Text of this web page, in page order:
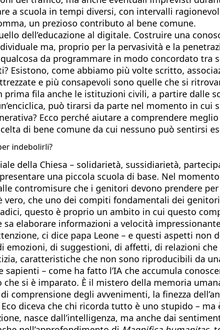
a scuola in tempi diversi, con intervalli
un prezioso contributo al bene comune.
dell’educazione al digitale. Costruire una
ma, proprio per la pervasività e la
da programmare in modo concordato tra
Esistono, come abbiamo più volte scritto,
e più consapevoli sono quelle che si
fila anche le istituzioni civili, a partire dalle
può tirarsi da parte nel momento in cui
Ecco perché aiutare a comprendere
di bene comune da cui nessuno può sentirsi
indebolirli?
della Chiesa – solidarietà, sussidiarietà,
una piccola scuola di base. Nel
contromisure che i genitori devono prendere per
vero, che uno dei compiti fondamentali dei
questo è proprio un ambito in cui questo
elaborare informazioni a velocità
ci dice papa Leone – e questi aspetti
emozioni, di suggestioni, di affetti, di relazioni
caratteristiche che non sono riproducibili da
– come ha fatto l’IA che accumula
si è imparato. È il mistero della memoria
comprensione degli avvenimenti, la finezza
diceva che chi ricorda tutto è uno stupido – ma
nasce dall’intelligenza, ma anche dai